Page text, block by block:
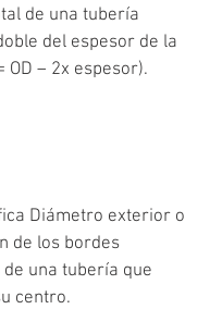
de una tubería
del espesor de la
OD – 2x espesor).
Diámetro exterior o
de los bordes
una tubería que
centro.